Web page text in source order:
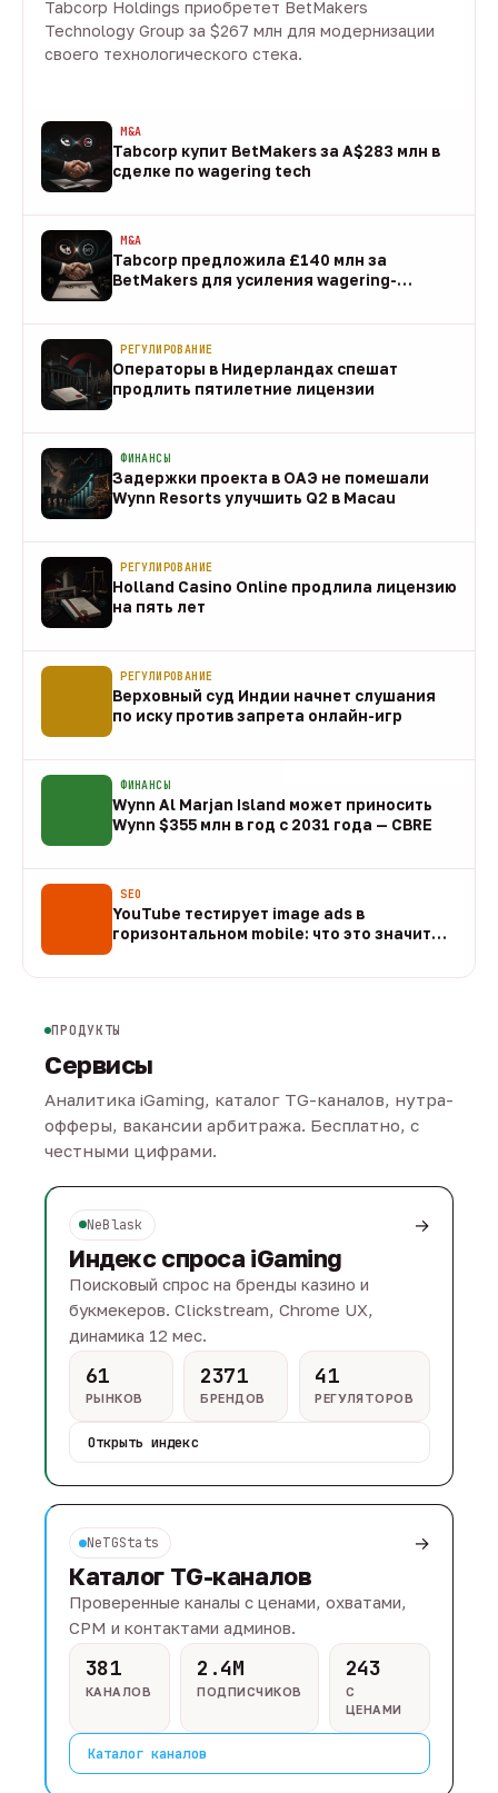
Tabcorp Holdings приобретет BetMakers
Technology Group за $267 млн для модернизации
своего технологического стека.
M&A
Tabcorp купит BetMakers за A$283 млн в
сделке по wagering tech
M&A
Tabcorp предложила £140 млн за
BetMakers для усиления wagering-
РЕГУЛИРОВАНИЕ
Операторы в Нидерландах спешат
продлить пятилетние лицензии
ФИНАНСЫ
Задержки проекта в ОАЭ не помешали
Wynn Resorts улучшить Q2 в Macau
РЕГУЛИРОВАНИЕ
Holland Casino Online продлила лицензию
на пять лет
РЕГУЛИРОВАНИЕ
Верховный суд Индии начнет слушания
по иску против запрета онлайн-игр
ФИНАНСЫ
Wynn Al Marjan Island может приносить
Wynn $355 млн в год с 2031 года — CBRE
SEO
YouTube тестирует image ads в
горизонтальном mobile: что это значит
ПРОДУКТЫ
Сервисы
Аналитика iGaming, каталог TG-каналов, нутра-
офферы, вакансии арбитража. Бесплатно, с
честными цифрами.
NeBlask →
Индекс спроса iGaming
Поисковый спрос на бренды казино и
букмекеров. Clickstream, Chrome UX,
динамика 12 мес.
61
РЫНКОВ
2371
БРЕНДОВ
41
РЕГУЛЯТОРОВ
Открыть индекс
NeTGStats →
Каталог TG-каналов
Проверенные каналы с ценами, охватами,
CPM и контактами админов.
381
КАНАЛОВ
2.4M
ПОДПИСЧИКОВ
243
С
ЦЕНАМИ
Каталог каналов